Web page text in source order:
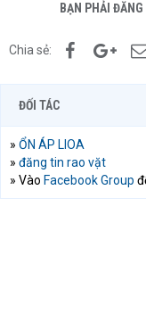
BẠN PHẢI
Chia sẻ: Facebook
ĐỐI TÁC
» ỔN ÁP LIOA
» đăng tin rao vặt
» Vào Facebook Group